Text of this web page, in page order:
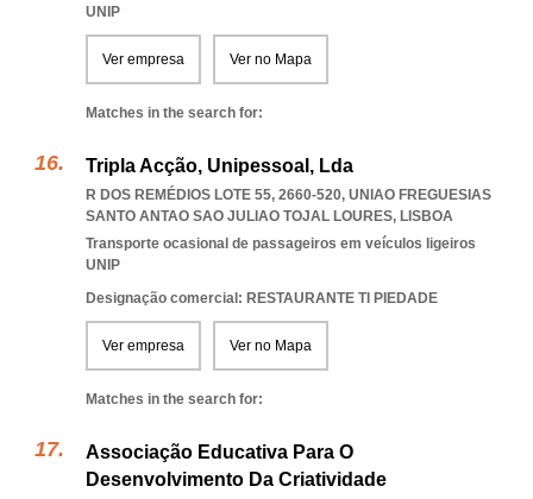
UNIP
Ver empresa Ver no Mapa
Matches in the search for:
Tripla Acção, Unipessoal, Lda
R DOS REMÉDIOS LOTE 55, 2660-520, UNIAO FREGUESIAS
SANTO ANTAO SAO JULIAO TOJAL LOURES, LISBOA
Transporte ocasional de passageiros em veículos ligeiros
UNIP
Designação comercial: RESTAURANTE TI PIEDADE
Ver empresa Ver no Mapa
Matches in the search for:
Associação Educativa Para O
Desenvolvimento Da Criatividade